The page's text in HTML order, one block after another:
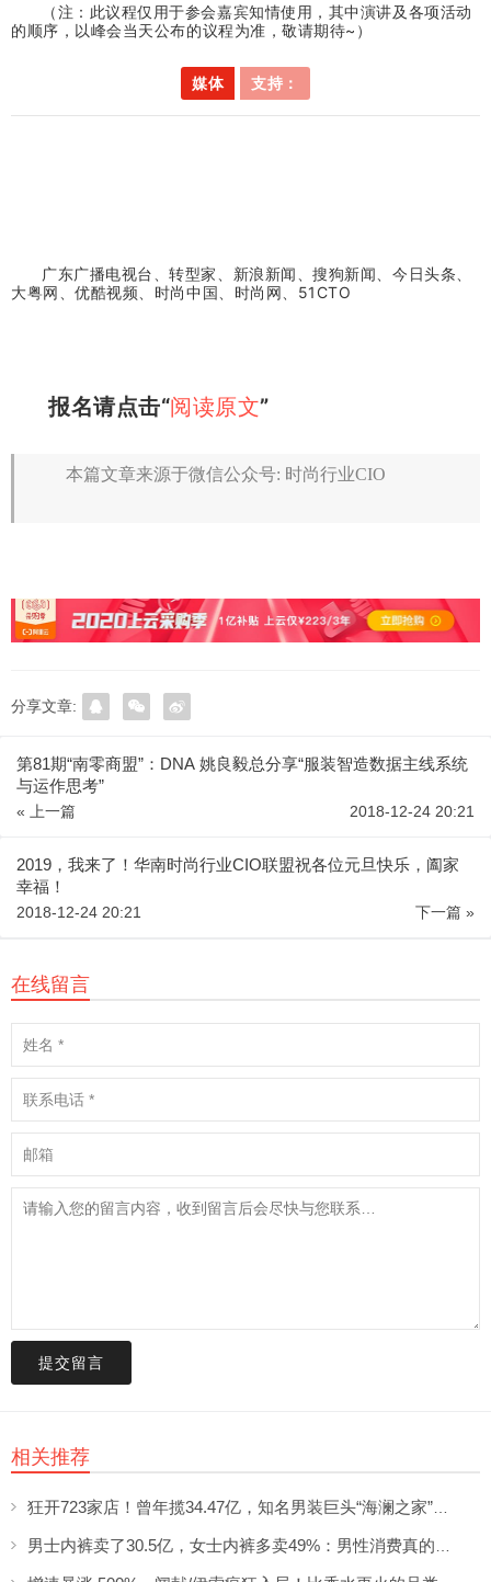
（注：此议程仅用于参会嘉宾知情使用，其中演讲及各项活动
的顺序，以峰会当天公布的议程为准，敬请期待~）
媒体 支持：
广东广播电视台、转型家、新浪新闻、搜狗新闻、今日头条、
大粤网、优酷视频、时尚中国、时尚网 、51CTO
报名请点击“阅读原文”
本篇文章来源于微信公众号: 时尚行业CIO
分享文章:
第81期“南零商盟”：DNA 姚良毅总分享“服装智造数据主线系统
与运作思考”
« 上一篇 2018-12-24 20:21
2019，我来了！华南时尚行业CIO联盟祝各位元旦快乐，阖家
幸福！
下一篇 »
2018-12-24 20:21
在线留言
提交留言
相关推荐